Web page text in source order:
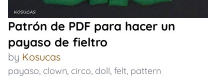
Patrón de PDF para hacer un
payaso de fieltro
by Kosucas
payaso, clown, circo, doll, felt, pattern